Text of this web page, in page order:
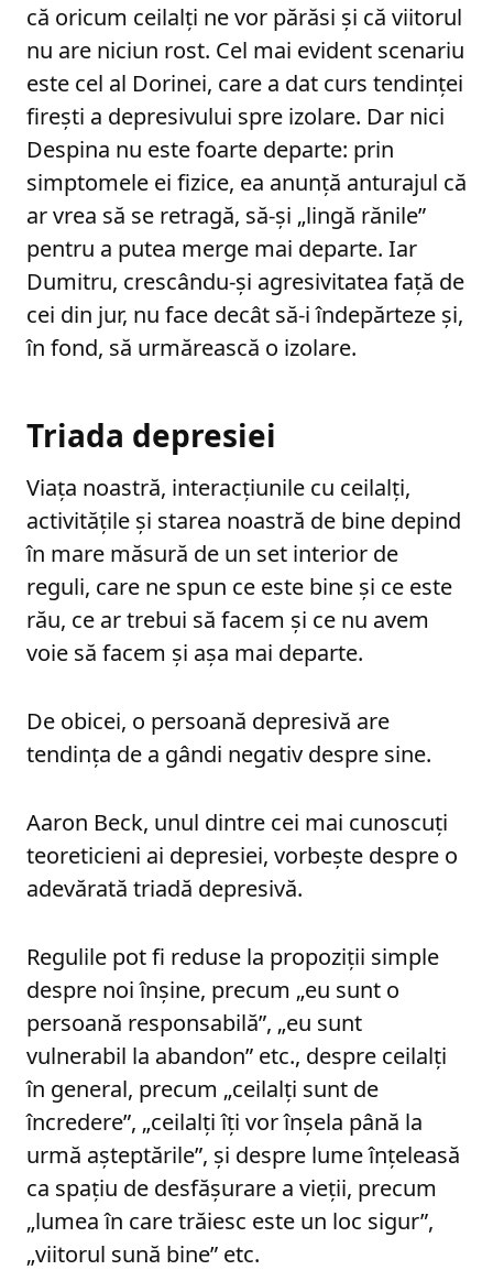
că oricum ceilalți ne vor părăsi și că viitorul
nu are niciun rost. Cel mai evident scenariu
este cel al Dorinei, care a dat curs tendinței
firești a depresivului spre izolare. Dar nici
Despina nu este foarte departe: prin
simptomele ei fizice, ea anunță anturajul că
ar vrea să se retragă, să-și „lingă rănile”
pentru a putea merge mai departe. Iar
Dumitru, crescându-și agresivitatea față de
cei din jur, nu face decât să-i îndepărteze și,
în fond, să urmărească o izolare.
Triada depresiei
Viața noastră, interacțiunile cu ceilalți,
activitățile și starea noastră de bine depind
în mare măsură de un set interior de
reguli, care ne spun ce este bine și ce este
rău, ce ar trebui să facem și ce nu avem
voie să facem și așa mai departe.
De obicei, o persoană depresivă are
tendința de a gândi negativ despre sine.
Aaron Beck, unul dintre cei mai cunoscuți
teoreticieni ai depresiei, vorbește despre o
adevărată triadă depresivă.
Regulile pot fi reduse la propoziții simple
despre noi înșine, precum „eu sunt o
persoană responsabilă”, „eu sunt
vulnerabil la abandon” etc., despre ceilalți
în general, precum „ceilalți sunt de
încredere”, „ceilalți îți vor înșela până la
urmă așteptările”, și despre lume înțeleasă
ca spațiu de desfășurare a vieții, precum
„lumea în care trăiesc este un loc sigur”,
„viitorul sună bine” etc.